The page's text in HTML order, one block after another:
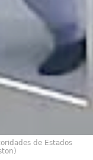
de Estados